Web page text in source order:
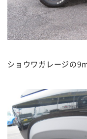
ショウワガレージの